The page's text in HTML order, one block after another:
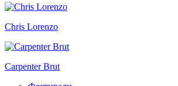
Chris Lorenzo
Carpenter Brut